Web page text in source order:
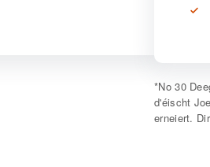
*No 30
d'éischt
erneiert.